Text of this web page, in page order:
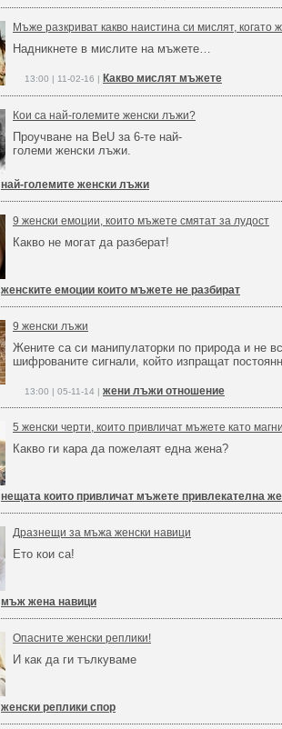
Мъже разкриват какво наистина си мислят, когато
Надникнете в мислите на мъжете…
13:00 | 11-02-16 | Какво мислят мъжете
Кои са най-големите женски лъжи?
Проучване на BeU за 6-те най-
големи женски лъжи.
най-големите женски лъжи
9 женски емоции, които мъжете смятат за лудост
Какво не могат да разберат!
женските емоции които мъжете не разбират
9 женски лъжи
Жените са си манипулаторки по природа и не
шифрованите сигнали, който изпращат
13:00 | 05-11-14 | жени лъжи отношение
5 женски черти, които привличат мъжете като
Какво ги кара да пожелаят една жена?
нещата които привличат мъжете привлекателна
Дразнещи за мъжа женски навици
Ето кои са!
мъж жена навици
Опасните женски реплики!
И как да ги тълкуваме
женски реплики спор